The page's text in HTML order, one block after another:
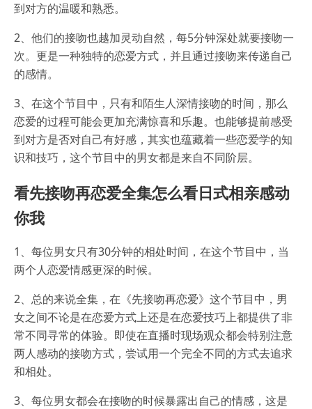
到对方的温暖和熟悉。
2、他们的接吻也越加灵动自然，每5分钟深处就要接吻一
次。更是一种独特的恋爱方式，并且通过接吻来传递自己
的感情。
3、在这个节目中，只有和陌生人深情接吻的时间，那么
恋爱的过程可能会更加充满惊喜和乐趣。也能够提前感受
到对方是否对自己有好感，其实也蕴藏着一些恋爱学的知
识和技巧，这个节目中的男女都是来自不同阶层。
看先接吻再恋爱全集怎么看日式相亲感动
你我
1、每位男女只有30分钟的相处时间，在这个节目中，当
两个人恋爱情感更深的时候。
2、总的来说全集，在《先接吻再恋爱》这个节目中，男
女之间不论是在恋爱方式上还是在恋爱技巧上都提供了非
常不同寻常的体验。即使在直播时现场观众都会特别注意
两人感动的接吻方式，尝试用一个完全不同的方式去追求
和相处。
3、每位男女都会在接吻的时候暴露出自己的情感，这是